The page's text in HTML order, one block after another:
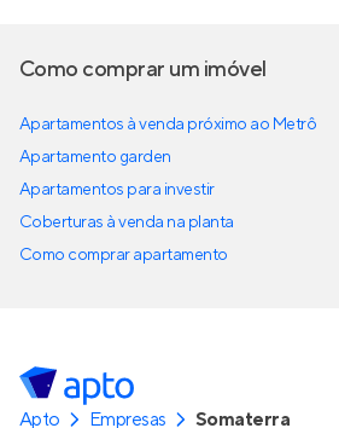
Como comprar um imóvel
Apartamentos à venda próximo ao Metrô
Apartamento garden
Apartamentos para investir
Coberturas à venda na planta
Como comprar apartamento
Apto Empresas Somaterra